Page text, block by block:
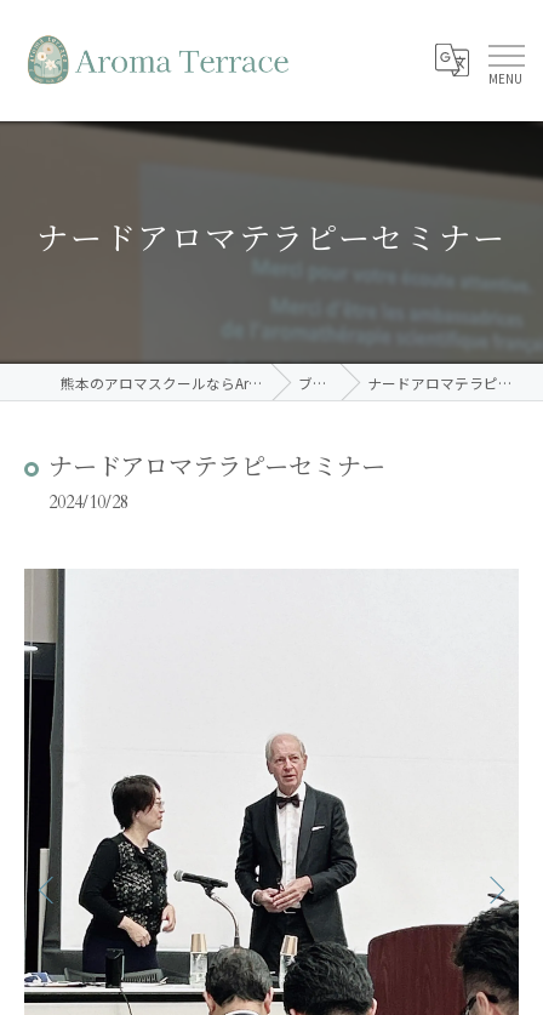
ナードアロマテラピーセミナー
熊本のアロマスクールならAroma Terrace ブログ ナードアロマテラピーセミナー
ナードアロマテラピーセミナー
2024/10/28